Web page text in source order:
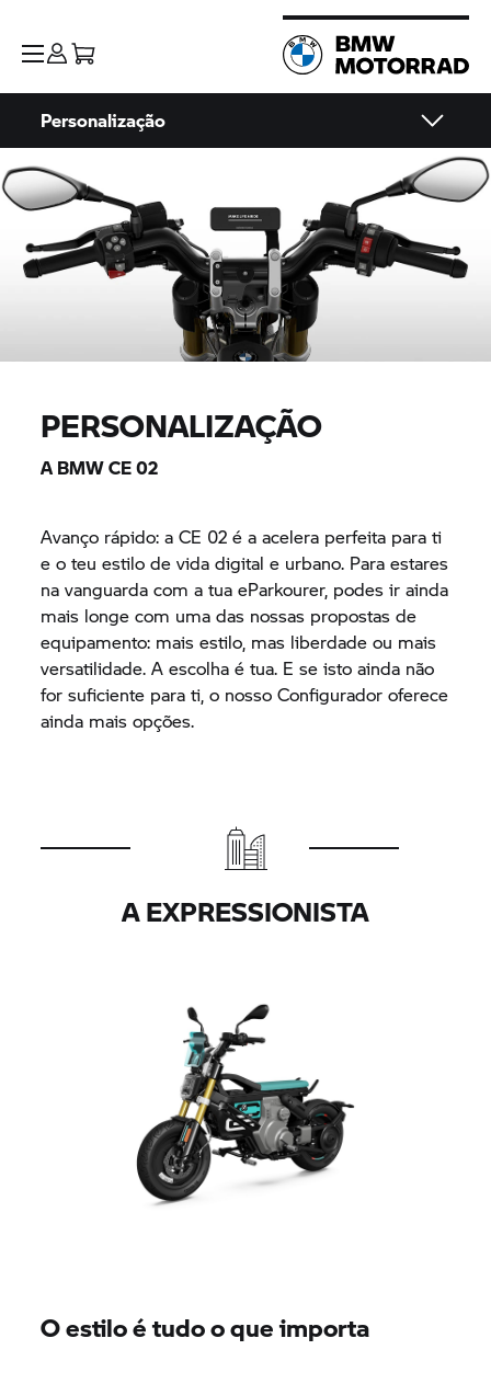
Personalização
PERSONALIZAÇÃO
A BMWCE 02
Avanço rápido: aCE 02 é a acelera perfeita para ti
e o teu estilo de vida digital e urbano. Para estares
na vanguarda com a tua eParkourer, podes ir ainda
mais longe com uma das nossas propostas de
equipamento: mais estilo, mas liberdade ou mais
versatilidade. A escolha é tua. E se isto ainda não
for suficiente para ti, o nosso Configurador oferece
ainda mais opções.
A EXPRESSIONISTA
O estilo é tudo o que importa